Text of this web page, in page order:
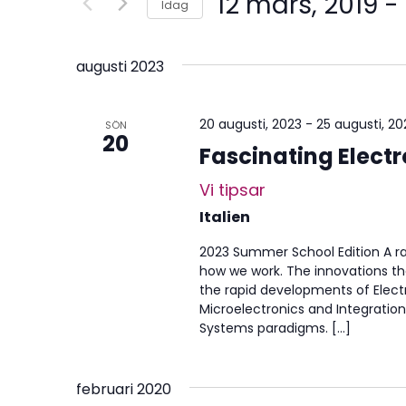
Idag
augusti 2023
SÖN
20
20 augusti, 2023 - 25 augusti,
Fascinating
Vi tipsar
Italien
2023 Summer School Edition A
how we work. The innovations
the rapid developments of
Microelectronics and
Systems paradigms. […]
februari 2020